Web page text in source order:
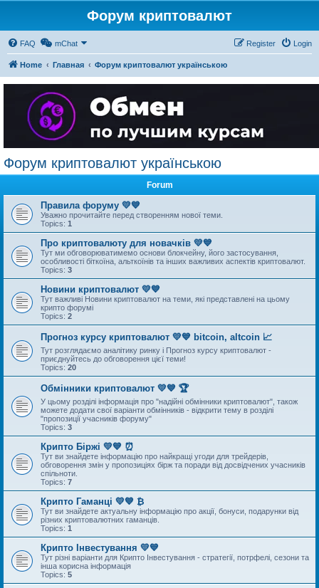
Форум криптовалют
FAQ mChat Login
Register
Home Главная Форум криптовалют українською
Форум криптовалют українською
Forum
Правила форуму 💛💙
Уважно прочитайте перед створенням нової теми.
Topics: 1
Про криптовалюту для новачків 💛💙
Тут ми обговорюватимемо основи блокчейну, його застосування,
особливості біткоїна, альткоїнів та інших важливих аспектів криптовалют.
Topics: 3
Новини криптовалют 💛💙
Тут важливі Новини криптовалют на теми, які представлені на цьому
крипто форумі
Topics: 2
Прогноз курсу криптовалют 💛💙 bitcoin, altcoin 📈
Тут розглядаємо аналітику ринку і Прогноз курсу криптовалют -
приєднуйтесь до обговорення цієї теми!
Topics: 20
Обмінники криптовалют 💛💙 🏆
У цьому розділі інформація про "надійні обмінники криптовалют", також
можете додати свої варіанти обмінників - відкрити тему в розділі
"пропозиції учасників форуму"
Topics: 3
Крипто Біржі 💛💙 ⏰
Тут ви знайдете інформацію про найкращі угоди для трейдерів,
обговорення змін у пропозиціях бірж та поради від досвідчених учасників
спільноти.
Topics: 7
Крипто Гаманці 💛💙 ₿
Тут ви знайдете актуальну інформацію про акції, бонуси, подарунки від
різних криптовалютних гаманців.
Topics: 1
Крипто Інвестування 💛💙
Тут різні варіанти для Крипто Інвестування - стратегії, потрфелі, сезони та
інша корисна інформація
Topics: 5